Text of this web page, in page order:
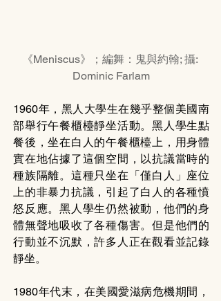
《Meniscus》；編舞：鬼與約翰; 攝:
Dominic Farlam
1960年，黑人大學生在幾乎整個美國南
部舉行午餐櫃檯靜坐活動。黑人學生點
餐後，坐在白人的午餐櫃檯上，用身體
實在地佔據了這個空間，以抗議當時的
種族隔離。這種只坐在「僅白人」座位
上的非暴力抗議，引起了白人的各種憤
怒反應。黑人學生仍然被動，他們的身
體無聲地吸收了各種傷害。但是他們的
行動並不沉默，許多人正在觀看並記錄
靜坐。
1980年代末，在美國愛滋病危機期間，